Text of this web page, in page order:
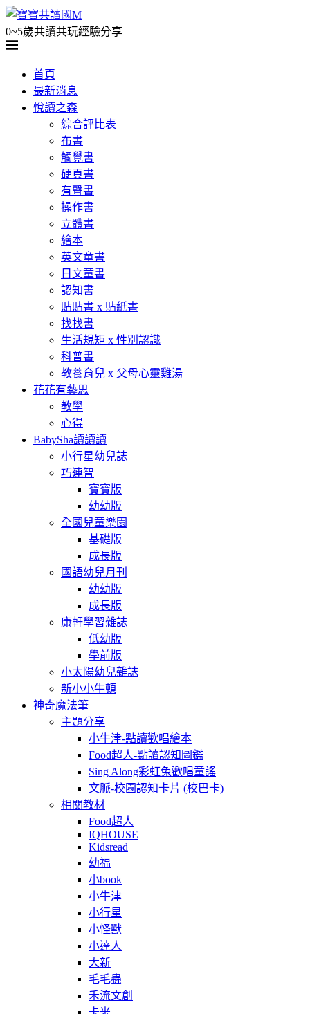
0~5歲共讀共玩經驗分享
首頁
最新消息
悅讀之森
綜合評比表
布書
觸覺書
硬頁書
有聲書
操作書
立體書
繪本
英文童書
日文童書
認知書
貼貼書 x 貼紙書
找找書
生活規矩 x 性別認識
科普書
教養育兒 x 父母心靈雞湯
花花有藝思
教學
心得
BabySha讀讀讀
小行星幼兒誌
巧連智
寶寶版
幼幼版
全國兒童樂園
基礎版
成長版
國語幼兒月刊
幼幼版
成長版
康軒學習雜誌
低幼版
學前版
小太陽幼兒雜誌
新小小牛頓
神奇魔法筆
主題分享
小牛津-點讀歡唱繪本
Food超人-點讀認知圖鑑
Sing Along彩虹兔歡唱童謠
文脈-校園認知卡片 (校巴卡)
相關教材
Food超人
IQHOUSE
Kidsread
幼福
小book
小牛津
小行星
小怪獸
小達人
大新
毛毛蟲
禾流文創